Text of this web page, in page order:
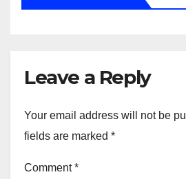
Leave a Reply
Your email address will not be
fields are marked *
Comment*